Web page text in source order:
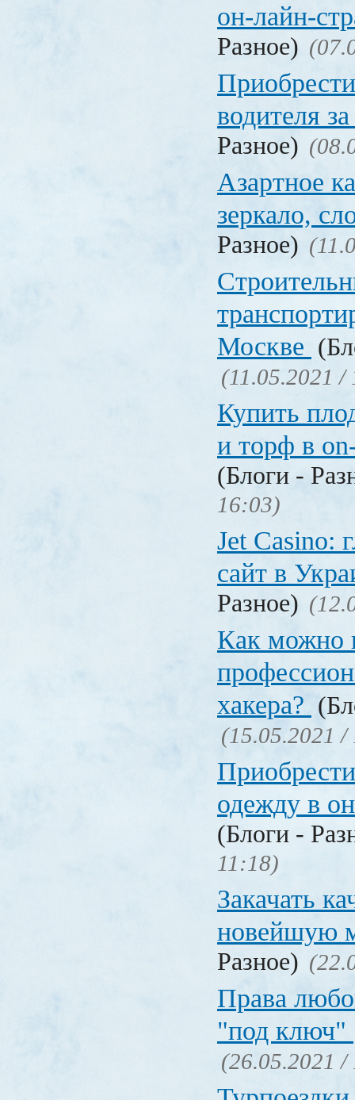
он-лайн-
Разное)
водителя
Разное)
Азартное
зеркало,
Разное)
Москве
(11.05.2021 /
Купить
и торф в
(Блоги -
16:03)
Jet Сasino:
сайт в
Разное)
Как можно
хакера?
(15.05.2021 /
одежду в
(Блоги -
11:18)
Закачать
новейшую
Разное)
Права
"под ключ"
(26.05.2021 /